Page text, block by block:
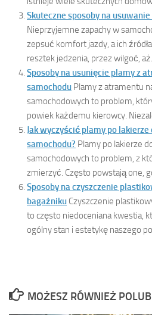
Skuteczne sposoby na
Nieprzyjemne zapachy w
zepsuć komfort jazdy, a ich
resztek jedzenia, przez wilgoć,
Sposoby na usunięcie plamy z
samochodu Plamy z atramentu
samochodowych to problem,
powiek każdemu kierowcy.
Jak wyczyścić plamy po
samochodu? Plamy po lakierze
samochodowych to problem, z
zmierzyć. Często powstają one,
Sposoby na czyszczenie
bagażniku Czyszczenie
to często niedoceniana kwestia,
ogólny stan i estetykę naszego
MOŻESZ RÓWNIEŻ